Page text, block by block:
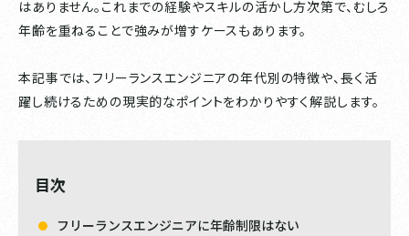
はありません。これまでの経験やスキルの活かし方次第で、むしろ
年齢を重ねることで強みが増すケースもあります。
本記事では、フリーランスエンジニアの年代別の特徴や、長く活
躍し続けるための現実的なポイントをわかりやすく解説します。
目次
フリーランスエンジニアに年齢制限はない